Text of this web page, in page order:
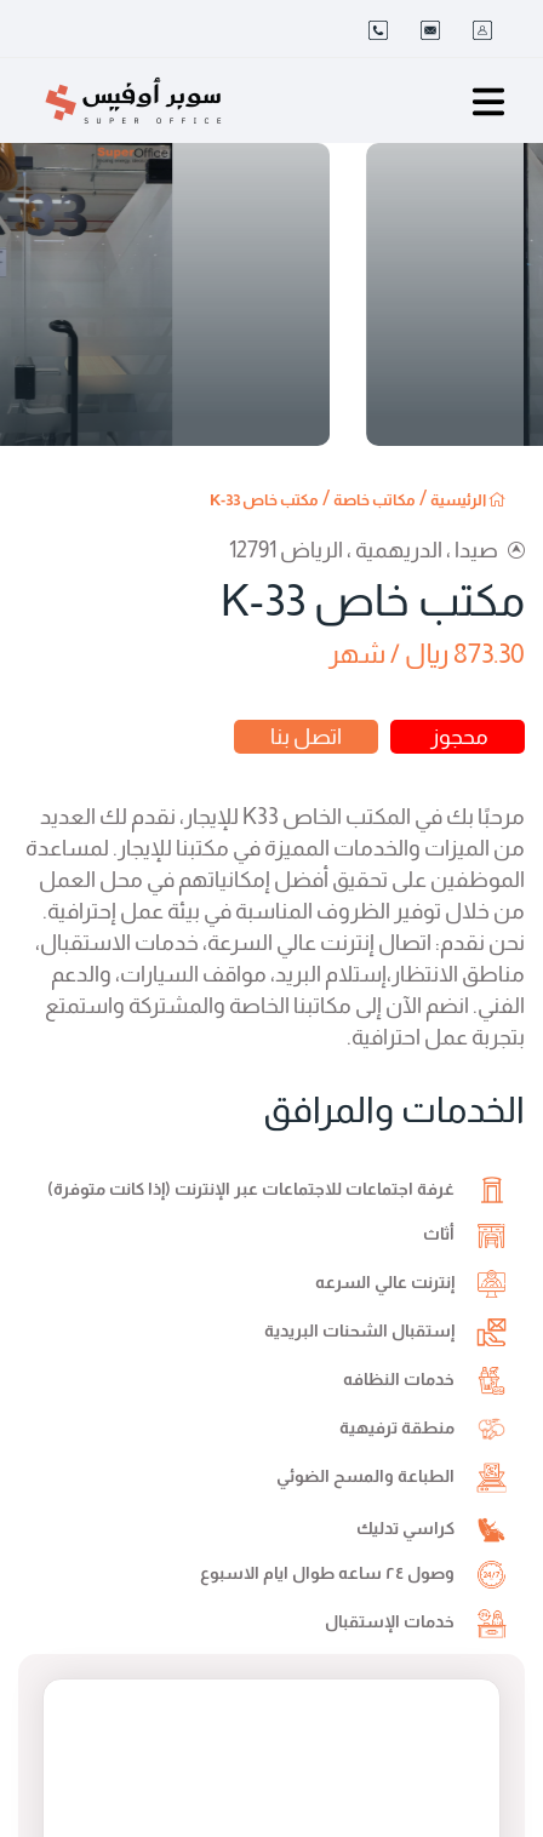
الرئيسية / مكاتب خاصة / مكتب خاص K-33
صيدا ، الدريهمية ، الرياض 12791
مكتب خاص K-33
873.30 ريال / شهر
محجوز اتصل بنا
مرحبًا بك في المكتب الخاص K33 للإيجار، نقدم لك العديد
من الميزات والخدمات المميزة في مكتبنا للإيجار. لمساعدة
الموظفين على تحقيق أفضل إمكانياتهم في محل العمل
من خلال توفير الظروف المناسبة في بيئة عمل إحترافية.
نحن نقدم: اتصال إنترنت عالي السرعة، خدمات الاستقبال،
مناطق الانتظار،إستلام البريد، مواقف السيارات، والدعم
الفني. انضم الآن إلى مكاتبنا الخاصة والمشتركة واستمتع
بتجربة عمل احترافية.
الخدمات والمرافق
غرفة اجتماعات للاجتماعات عبر الإنترنت (إذا كانت متوفرة)
أثاث
إنترنت عالي السرعه
إستقبال الشحنات البريدية
خدمات النظافه
منطقة ترفيهية
الطباعة والمسح الضوئي
كراسي تدليك
وصول ٢٤ ساعه طوال ايام الاسبوع
خدمات الإستقبال